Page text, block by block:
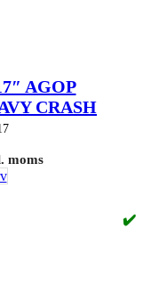
AGOP
CRASH
moms
✔️